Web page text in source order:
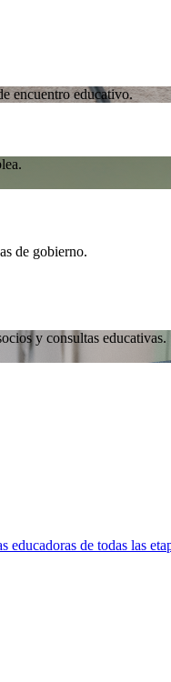
encuentro educativo.
de gobierno.
y consultas educativas.
de todas las